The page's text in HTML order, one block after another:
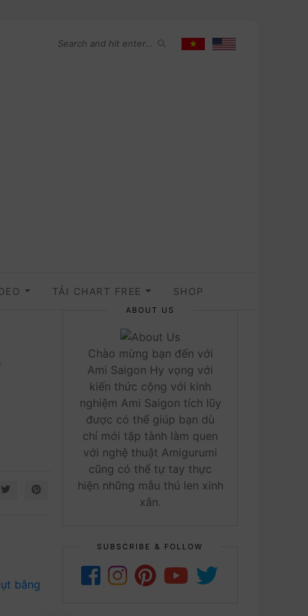
TẢI CHART FREE SHOP
ABOUT US
Chào mừng bạn đến với
Ami Saigon Hy vọng với
kiến thức cộng với kinh
nghiệm Ami Saigon tích lũy
được có thể giúp bạn dù
chỉ mới tập tành làm quen
với nghệ thuật Amigurumi
cũng có thể tự tay thực
hiện những mẫu thú len xinh
xắn.
SUBSCRIBE & FOLLOW